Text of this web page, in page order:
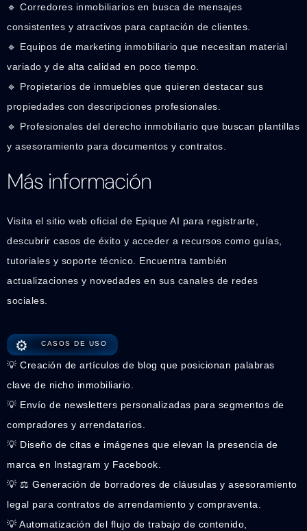
🔹 Corredores inmobiliarios en busca de mensajes
consistentes y atractivos para captación de clientes.
🔹 Equipos de marketing inmobiliario que necesitan material
variado y de alta calidad en poco tiempo.
🔹 Propietarios de inmuebles que quieren destacar sus
propiedades con descripciones profesionales.
🔹 Profesionales del derecho inmobiliario que buscan plantillas
y asesoramiento para documentos y contratos.
Más información
Visita el sitio web oficial de Epique AI para registrarte,
descubrir casos de éxito y acceder a recursos como guías,
tutoriales y soporte técnico. Encuentra también
actualizaciones y novedades en sus canales de redes
sociales.
⚙️ CASOS DE USO
💡 Creación de artículos de blog que posicionan palabras
clave de nicho inmobiliario.
💡 Envío de newsletters personalizadas para segmentos de
compradores y arrendatarios.
💡 Diseño de citas e imágenes que elevan la presencia de
marca en Instagram y Facebook.
💡 ⚖️ Generación de borradores de cláusulas y asesoramiento
legal para contratos de arrendamiento y compraventa.
💡 Automatización del flujo de trabajo de contenido,